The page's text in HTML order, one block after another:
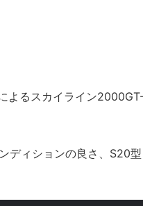
よるスカイライン
ディションの良さ、S20型